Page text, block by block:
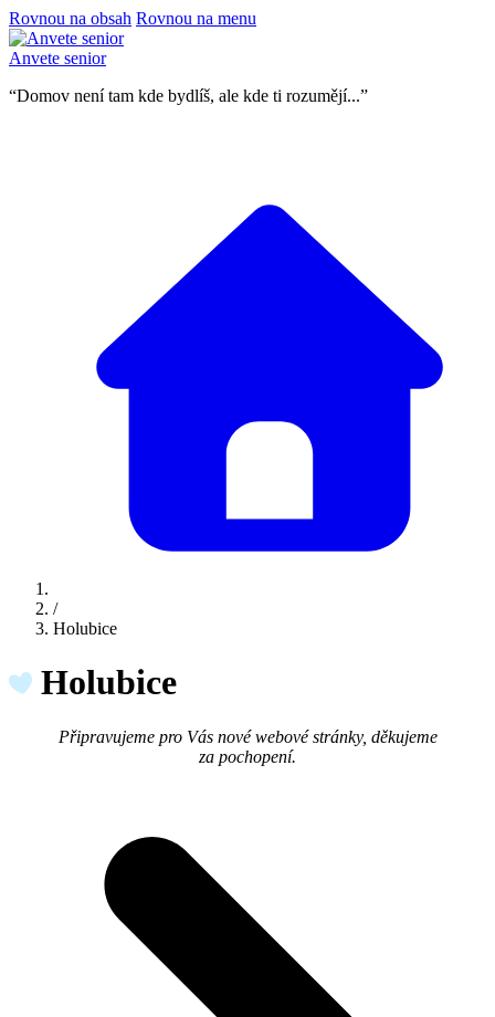
Rovnou na obsah Rovnou na menu
Anvete senior
“Domov není tam kde bydlíš, ale kde ti rozumějí...”
/
Holubice
Holubice
Připravujeme pro Vás nové webové stránky, děkujeme
za pochopení.